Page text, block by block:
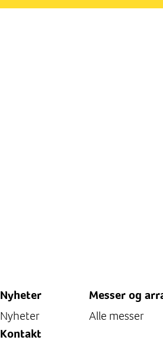
Nyheter
Nyheter
Messer og
Alle messer
Kontakt